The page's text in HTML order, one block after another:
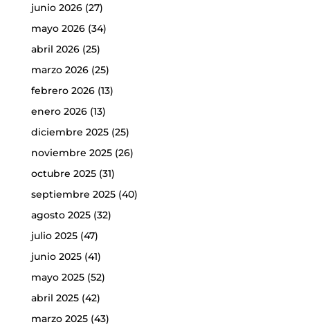
junio 2026(27)
mayo 2026(34)
abril 2026(25)
marzo 2026(25)
febrero 2026(13)
enero 2026(13)
diciembre 2025(25)
noviembre 2025(26)
octubre 2025(31)
septiembre 2025(40)
agosto 2025(32)
julio 2025(47)
junio 2025(41)
mayo 2025(52)
abril 2025(42)
marzo 2025(43)